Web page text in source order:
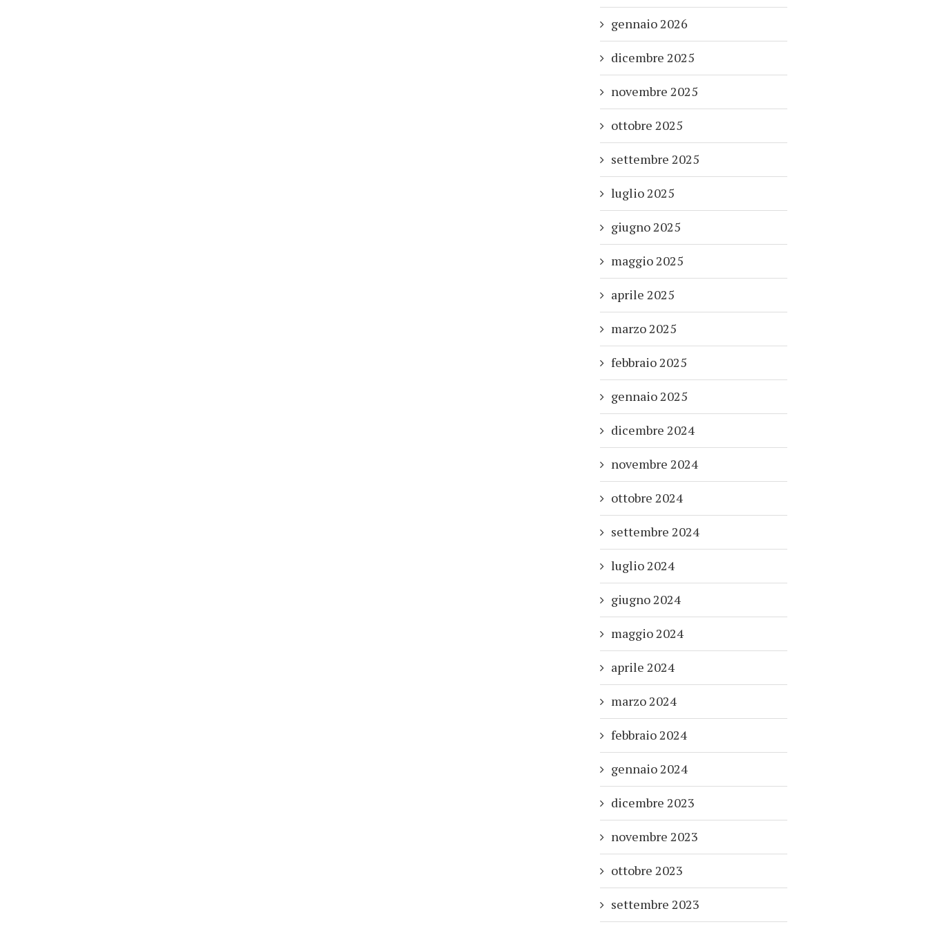
gennaio 2026
dicembre 2025
novembre 2025
ottobre 2025
settembre 2025
luglio 2025
giugno 2025
maggio 2025
aprile 2025
marzo 2025
febbraio 2025
gennaio 2025
dicembre 2024
novembre 2024
ottobre 2024
settembre 2024
luglio 2024
giugno 2024
maggio 2024
aprile 2024
marzo 2024
febbraio 2024
gennaio 2024
dicembre 2023
novembre 2023
ottobre 2023
settembre 2023